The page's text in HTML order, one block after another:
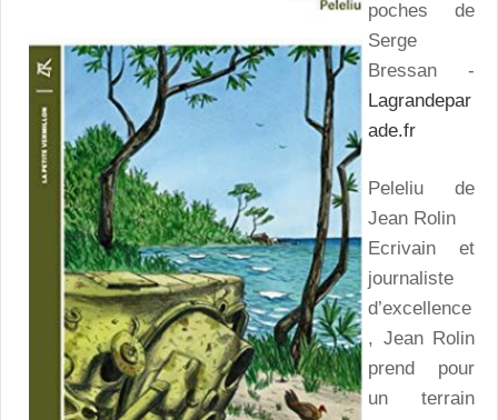
poches de
Serge
Bressan -
Lagrandepar
ade.fr
Peleliu de
Jean Rolin
Ecrivain et
journaliste
d’excellence
, Jean Rolin
prend pour
un terrain